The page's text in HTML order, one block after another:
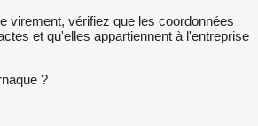
virement, vérifiez que les coordonnées
et qu'elles appartiennent à l'entreprise
?